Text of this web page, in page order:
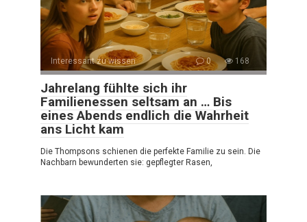
Interessant zu wissen 0 168
Jahrelang fühlte sich ihr
Familienessen seltsam an … Bis
eines Abends endlich die Wahrheit
ans Licht kam
Die Thompsons schienen die perfekte Familie zu sein. Die
Nachbarn bewunderten sie: gepflegter Rasen,